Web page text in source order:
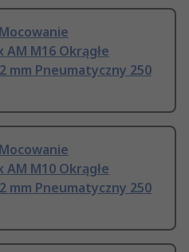
M16 Okrągłe
mm Pneumatyczny 250
M10 Okrągłe
mm Pneumatyczny 250